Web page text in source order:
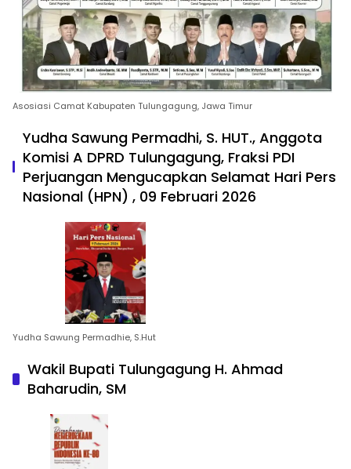
Asosiasi Camat Kabupaten Tulungagung, Jawa Timur
Yudha Sawung Permadhi, S. HUT., Anggota
Komisi A DPRD Tulungagung, Fraksi PDI
Perjuangan Mengucapkan Selamat Hari Pers
Nasional (HPN) , 09 Februari 2026
Yudha Sawung Permadhie, S.Hut
Wakil Bupati Tulungagung H. Ahmad
Baharudin, SM